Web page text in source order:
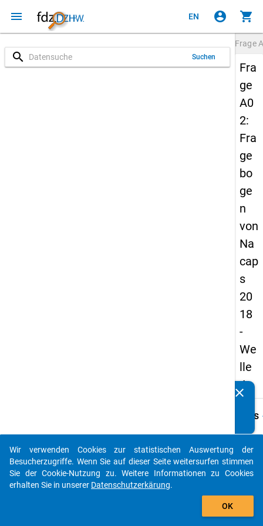
menu EN account_circle shopping_cart
search Suchen
Frage
Fra
ge
A0
2:
Fra
ge
bo
ge
n
von
Na
cap
s
20
18
-
We
lle
4
Details
A02
clear
auto_stories
add_shopping_cart
Wir verwenden Cookies zur statistischen Auswertung der
Besucherzugriffe. Wenn Sie auf dieser Seite weitersurfen stimmen
Sie der Cookie-Nutzung zu. Weitere Informationen zu Cookies
erhalten Sie in unserer Datenschutzerkärung.
OK